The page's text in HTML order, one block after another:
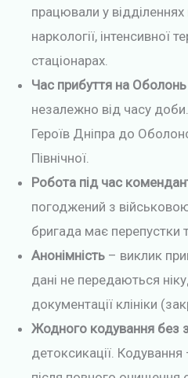
працювали у відділеннях
наркології, інтенсивної
стаціонарах.
Час прибуття на
незалежно від часу
Героїв Дніпра до
Північної.
Робота під час
погоджений з
бригада має перепустки
Анонімність – виклик
дані не передаються
документації клініки
Жодного кодування без
детоксикації.